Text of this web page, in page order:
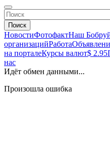
Поиск
НовостиФотофактНаш
организацийРабота
на порталеКурсы валют$ 2.95
нас
Идёт обмен данными...
Произошла ошибка